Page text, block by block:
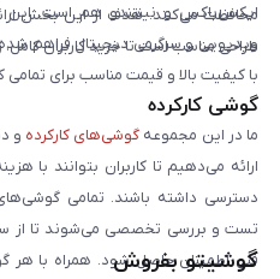
محافظت می‌کنند. هدف از این بخش
طراحی مناسب است تا خرید کاربران
ایکس‌باکس و نینتندو هم است. این
ویدیویی و سرگرمی دیجیتال فراهم
با کیفیت بالا و قیمت مناسب برای تمامی
گوشی کارکرده
ما در این مجموعه گوشی‌های کارکرده و
ارائه می‌دهیم تا کاربران بتوانند با
دسترسی داشته باشند. تمامی
تست و بررسی تخصصی می‌شوند تا از
فنی اطمینان حاصل شود. همراه با هر
گوشیتو بفروش